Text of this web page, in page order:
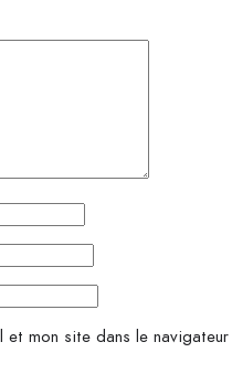
et mon site dans le navigateur